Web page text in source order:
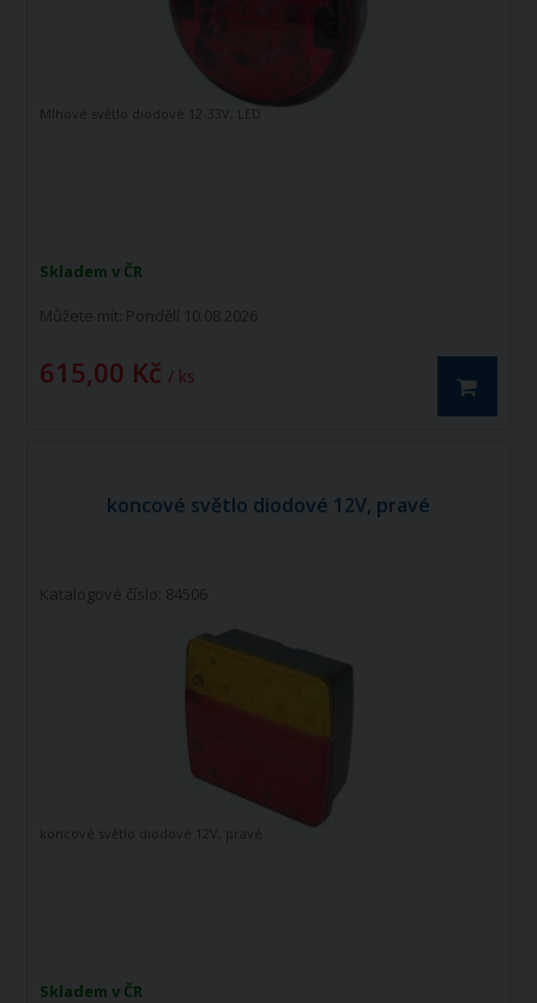
Skladem v ČR
Můžete mít: Pondělí 10.08.2026
615,00 Kč / ks
Mlhové světlo diodové 12-33V, LED
koncové světlo diodové 12V, pravé
Katalogové číslo: 84506
Skladem v ČR
koncové světlo diodové 12V, pravé